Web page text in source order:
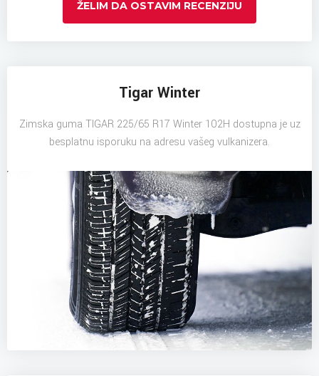
ŽELIM DA OSTAVIM RECENZIJU
Tigar Winter
Zimska guma TIGAR 225/65 R17 Winter 102H dostupna je uz
besplatnu isporuku na adresu vašeg vulkanizera.